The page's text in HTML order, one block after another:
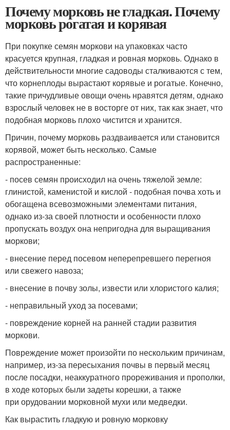
Почему морковь не гладкая. Почему
морковь рогатая и корявая
При покупке семян моркови на упаковках часто
красуется крупная, гладкая и ровная морковь. Однако в
действительности многие садоводы сталкиваются с тем,
что корнеплоды вырастают корявые и рогатые. Конечно,
такие причудливые овощи очень нравятся детям, однако
взрослый человек не в восторге от них, так как знает, что
подобная морковь плохо чистится и хранится.
Причин, почему морковь раздваивается или становится
корявой, может быть несколько. Самые
распространенные:
- посев семян происходил на очень тяжелой земле:
глинистой, каменистой и кислой - подобная почва хоть и
обогащена всевозможными элементами питания,
однако из-за своей плотности и особенности плохо
пропускать воздух она непригодна для выращивания
моркови;
- внесение перед посевом неперепревшего перегноя
или свежего навоза;
- внесение в почву золы, извести или хлористого калия;
- неправильный уход за посевами;
- повреждение корней на ранней стадии развития
моркови.
Повреждение может произойти по нескольким причинам,
например, из-за пересыхания почвы в первый месяц
после посадки, неаккуратного прореживания и прополки,
в ходе которых были задеты корешки, а также
при орудовании морковной мухи или медведки.
Как вырастить гладкую и ровную морковку